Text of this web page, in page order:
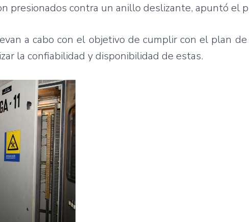
presionados contra un anillo deslizante, apuntó el
a cabo con el objetivo de cumplir con el plan
la confiabilidad y disponibilidad de estas.